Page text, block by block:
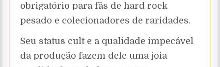
obrigatório para fãs de hard rock
pesado e colecionadores de raridades.
Seu status cult e a qualidade impecável
da produção fazem dele uma joia